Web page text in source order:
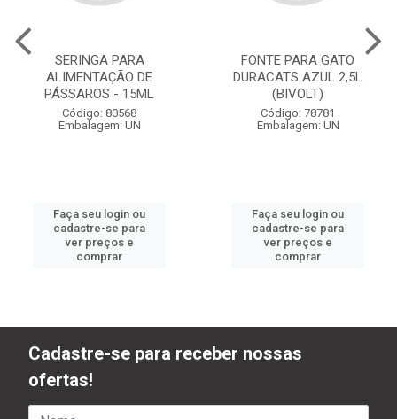
SERINGA PARA
ALIMENTAÇÃO DE
PÁSSAROS - 15ML
Código: 80568
Embalagem: UN
Faça seu login ou
cadastre-se para
ver preços e
comprar
FONTE PARA GATO
DURACATS AZUL 2,5L
(BIVOLT)
Código: 78781
Embalagem: UN
Faça seu login ou
cadastre-se para
ver preços e
comprar
Cadastre-se para receber nossas
ofertas!